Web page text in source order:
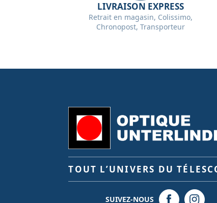
LIVRAISON EXPRESS
Retrait en magasin, Colissimo,
Chronopost, Transporteur
TOUT L’UNIVERS DU
SUIVEZ-NOUS